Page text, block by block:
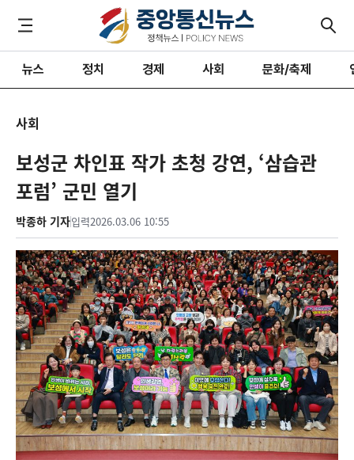
뉴스 정치 경제 사회 문화/축제
사회
보성군 차인표 작가 초청 강연, ‘삼습관
포럼’ 군민 열기
박종하 기자입력2026.03.06 10:55